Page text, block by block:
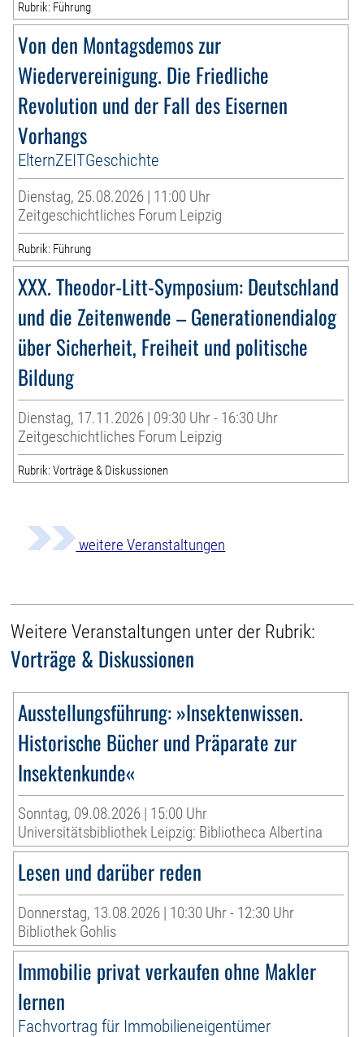
Rubrik: Führung
Von den Montagsdemos zur
Wiedervereinigung. Die Friedliche
Revolution und der Fall des Eisernen
Vorhangs
ElternZEITGeschichte
Dienstag, 25.08.2026 | 11:00 Uhr
Zeitgeschichtliches Forum Leipzig
Rubrik: Führung
XXX. Theodor-Litt-Symposium: Deutschland
und die Zeitenwende – Generationendialog
über Sicherheit, Freiheit und politische
Bildung
Dienstag, 17.11.2026 | 09:30 Uhr - 16:30 Uhr
Zeitgeschichtliches Forum Leipzig
Rubrik: Vorträge & Diskussionen
weitere Veranstaltungen
Weitere Veranstaltungen unter der Rubrik:
Vorträge & Diskussionen
Ausstellungsführung: »Insektenwissen.
Historische Bücher und Präparate zur
Insektenkunde«
Sonntag, 09.08.2026 | 15:00 Uhr
Universitätsbibliothek Leipzig: Bibliotheca Albertina
Lesen und darüber reden
Donnerstag, 13.08.2026 | 10:30 Uhr - 12:30 Uhr
Bibliothek Gohlis
Immobilie privat verkaufen ohne Makler
lernen
Fachvortrag für Immobilieneigentümer